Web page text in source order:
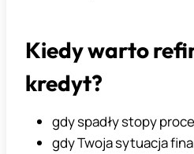
Kiedy warto
kredyt?
gdy spadły stopy
gdy Twoja sytuacja